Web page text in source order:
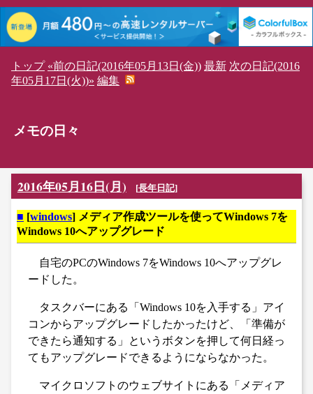
トップ «前の日記(2016年05月13日(金)) 最新 次の日記(2016
年05月17日(火))» 編集
メモの日々
2016年05月16日(月) [長年日記]
■ [windows] メディア作成ツールを使ってWindows 7を
Windows 10へアップグレード
自宅のPCのWindows 7をWindows 10へアップグレ
ードした。
タスクバーにある「Windows 10を入手する」アイ
コンからアップグレードしたかったけど、「準備が
できたら通知する」というボタンを押して何日経っ
てもアップグレードできるようにならなかった。
マイクロソフトのウェブサイトにある「メディア